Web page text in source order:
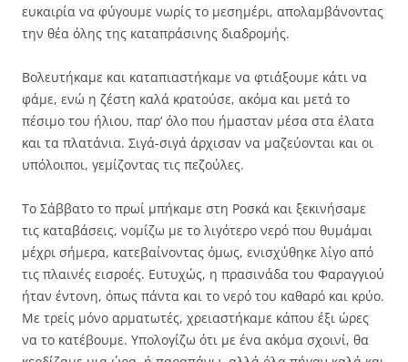
ευκαιρία να φύγουμε νωρίς το μεσημέρι, απολαμβάνοντας
την θέα όλης της καταπράσινης διαδρομής.
Βολευτήκαμε και καταπιαστήκαμε να φτιάξουμε κάτι να
φάμε, ενώ η ζέστη καλά κρατούσε, ακόμα και μετά το
πέσιμο του ήλιου, παρ’ όλο που ήμασταν μέσα στα έλατα
και τα πλατάνια. Σιγά-σιγά άρχισαν να μαζεύονται και οι
υπόλοιποι, γεμίζοντας τις πεζούλες.
Το Σάββατο το πρωί μπήκαμε στη Ροσκά και ξεκινήσαμε
τις καταβάσεις, νομίζω με το λιγότερο νερό που θυμάμαι
μέχρι σήμερα, κατεβαίνοντας όμως, ενισχύθηκε λίγο από
τις πλαινές εισροές. Ευτυχώς, η πρασινάδα του Φαραγγιού
ήταν έντονη, όπως πάντα και το νερό του καθαρό και κρύο.
Με τρείς μόνο αρματωτές, χρειαστήκαμε κάπου έξι ώρες
να το κατέβουμε. Υπολογίζω ότι με ένα ακόμα σχοινί, θα